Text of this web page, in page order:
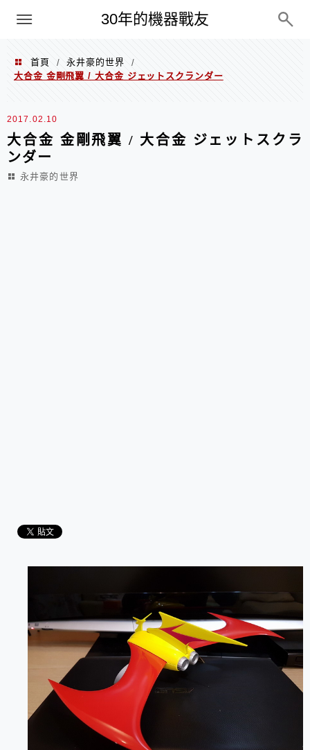
30年的機器戰友
PC
首頁 / 永井豪的世界
/
大合金 金剛飛翼 / 大合金 ジェットスクランダー
2017.02.10
大合金 金剛飛翼 / 大合金 ジェットスクラ
ンダー
永井豪的世界